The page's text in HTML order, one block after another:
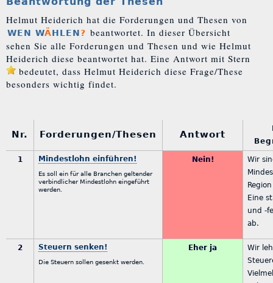
Helmut Heiderich hat die Forderungen und Thesen von
WEN WÄHLEN? beantwortet. In dieser Übersicht
sehen Sie alle Forderungen und Thesen und wie Helmut
Heiderich diese beantwortet hat. Eine Antwort mit Stern
bedeutet, dass Helmut Heiderich diese Frage/These
besonders wichtig findet.
Nr. Forderungen/Thesen Antwort
1 Mindestlohn einführen!
Es soll ein für alle Branchen geltender
verbindlicher Mindestlohn eingeführt
werden.
Nein!
Wir
Eine
und -
ab.
2 Steuern senken!
Die Steuern sollen gesenkt werden.
Eher ja
Wir